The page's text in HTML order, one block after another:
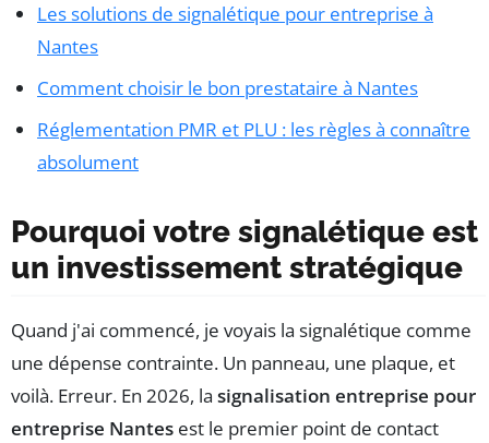
Les solutions de signalétique pour entreprise à
Nantes
Comment choisir le bon prestataire à Nantes
Réglementation PMR et PLU : les règles à connaître
absolument
Pourquoi votre signalétique est
un investissement stratégique
Quand j'ai commencé, je voyais la signalétique comme
une dépense contrainte. Un panneau, une plaque, et
voilà. Erreur. En 2026, la signalisation entreprise pour
entreprise Nantes est le premier point de contact